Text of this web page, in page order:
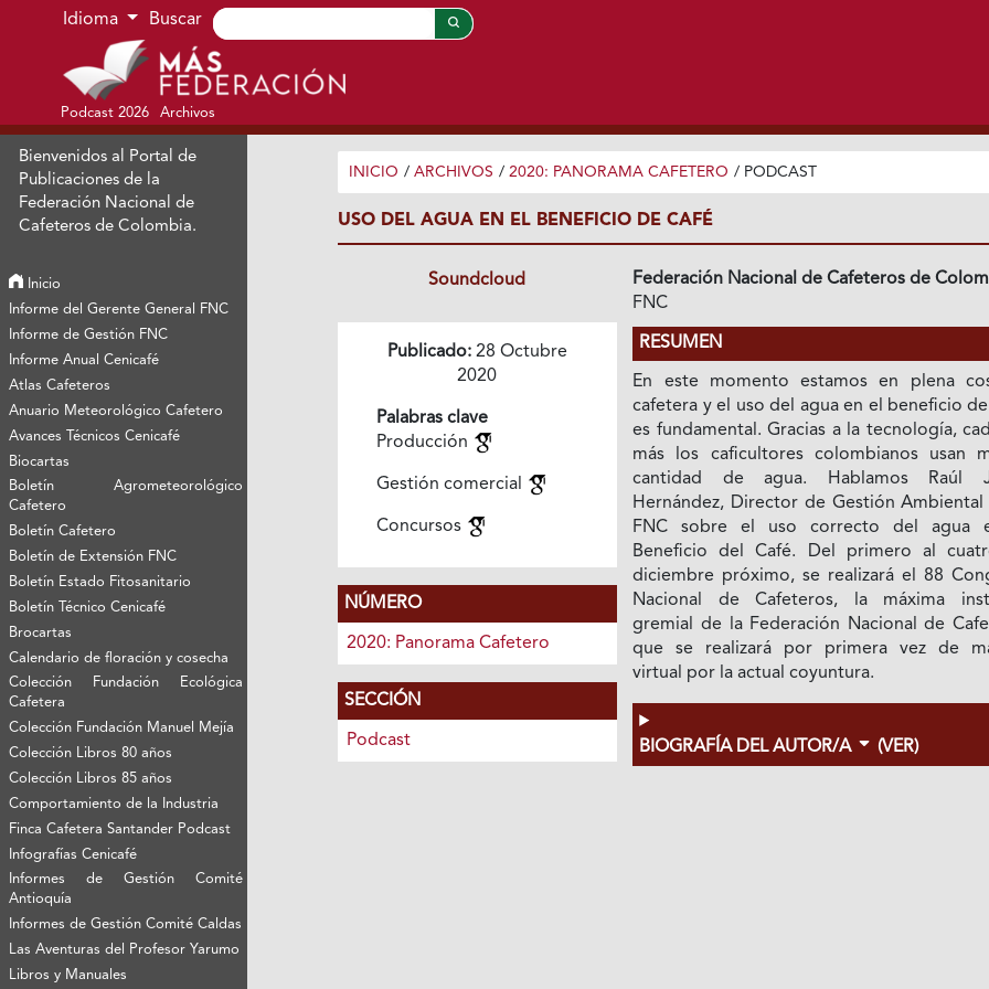
Ir al menú de navegación principal
Ir al contenido principal
Ir al pie de página del sitio
Idioma Buscar
Podcast 2026 Archivos
Bienvenidos al Portal de
Publicaciones de la
Federación Nacional de
Cafeteros de Colombia.
Inicio
Informe del Gerente General FNC
Informe de Gestión FNC
Informe Anual Cenicafé
Atlas Cafeteros
Anuario Meteorológico Cafetero
Avances Técnicos Cenicafé
Biocartas
Boletín Agrometeorológico
Cafetero
Boletín Cafetero
Boletín de Extensión FNC
Boletín Estado Fitosanitario
Boletín Técnico Cenicafé
Brocartas
Calendario de floración y cosecha
Colección Fundación Ecológica
Cafetera
Colección Fundación Manuel Mejía
Colección Libros 80 años
Colección Libros 85 años
Comportamiento de la Industria
Finca Cafetera Santander Podcast
Infografías Cenicafé
Informes de Gestión Comité
Antioquía
Informes de Gestión Comité Caldas
Las Aventuras del Profesor Yarumo
Libros y Manuales
INICIO / ARCHIVOS / 2020: PANORAMA CAFETERO / PODCAST
USO DEL AGUA EN EL BENEFICIO DE CAFÉ
Soundcloud
Publicado:28 Octubre
2020
Palabras clave
Producción
Gestión comercial
Concursos
NÚMERO
2020: Panorama Cafetero
SECCIÓN
Podcast
Federación Nacional de Cafeteros de
FNC
RESUMEN
En este momento estamos en plena
cafetera y el uso del agua en el beneficio
es fundamental. Gracias a la tecnología,
más los caficultores colombianos usan
cantidad de agua. Hablamos Raúl
Hernández, Director de Gestión Ambiental
FNC sobre el uso correcto del agua
Beneficio del Café. Del primero al
diciembre próximo, se realizará el 88
Nacional de Cafeteros, la máxima
gremial de la Federación Nacional de
que se realizará por primera vez de
virtual por la actual coyuntura.
BIOGRAFÍA DEL AUTOR/A (VER)